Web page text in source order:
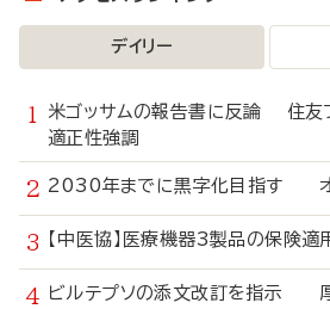
デイリー
米ゴッサムの報告書に反論 住友
適正性強調
2030年までに黒字化目指す オ
【中医協】医療機器3製品の保険
ビルテプソの添文改訂を指示